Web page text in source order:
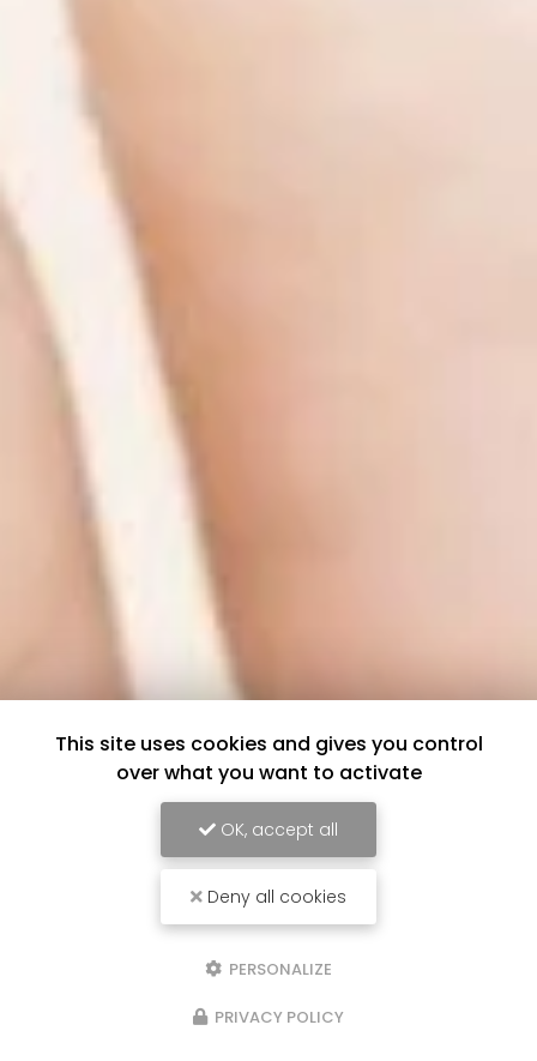
This site uses cookies and gives you control
over what you want to activate
OK, accept all
Deny all cookies
PERSONALIZE
PRIVACY POLICY